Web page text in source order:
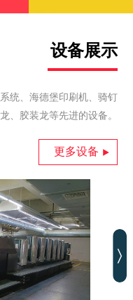
设备展示
统、海德堡印刷机、骑钉
龙、胶装龙等先进的设备。
更多设备